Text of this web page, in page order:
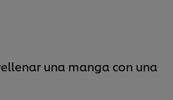
una manga con una